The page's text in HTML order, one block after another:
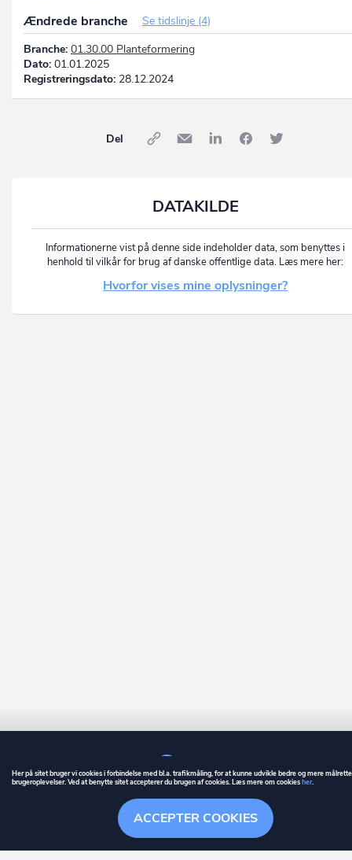
Søgehistorik Menu
Ændrede branche
Se tidslinje (4)
Branche: 01.30.00 Planteformering
Dato: 01.01.2025
Registreringsdato: 28.12.2024
Del
DATAKILDE
Informationerne vist på denne side indeholder data, som benyttes i
henhold til vilkår for brug af danske offentlige data. Læs mere her:
Hvorfor vises mine oplysninger?
er et registreret varemærke tilhørende ownr ApS – CVR nr.: 36 40 88
Stationsparken 26. 2., 2600 Glostrup, info@ownr.dk
ACCEPTER COOKIES
Her på sitet bruger vi cookies i forbindelse med bl.a. trafikmåling, for at kunne udvikle bedre og mere
brugeroplevelser. Ved at benytte sitet accepterer du brugen af cookies. Læs mere om cookiesher.